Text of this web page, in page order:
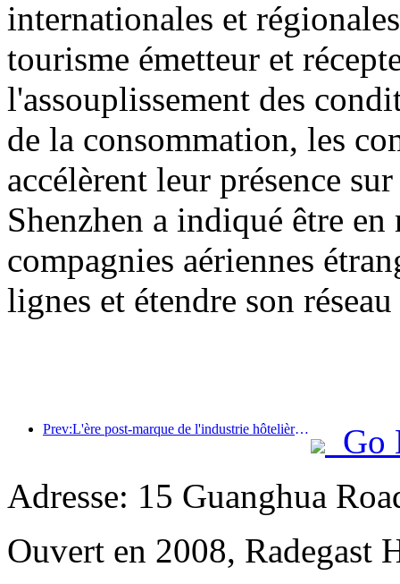
internationales et
tourisme émetteur et
l'assouplissement des
de la consommation, les
accélèrent leur présence
Shenzhen a indiqué être
compagnies aériennes
lignes et étendre son
Prev:L'ère post-marque de l'industrie hôtelière : de l'expansion à l'efficacité
Go
Adresse: 15 Guanghua
Ouvert en 2008,